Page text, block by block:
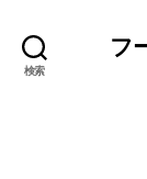
検索
フ